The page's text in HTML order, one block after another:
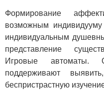
Формирование
возможным
индивидуальным
представление
Игровые автоматы.
поддерживают
беспристрастную